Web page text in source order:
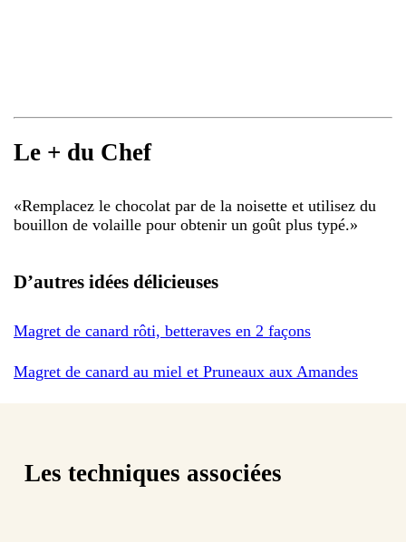
Le + du Chef
«Remplacez le chocolat par de la noisette et utilisez du
bouillon de volaille pour obtenir un goût plus typé.»
D’autres idées délicieuses
Magret de canard rôti, betteraves en 2 façons
Magret de canard au miel et Pruneaux aux Amandes
Les techniques associées